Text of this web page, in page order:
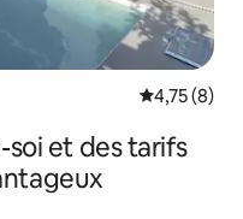
Évaluation
4,75 (8)
et des tarifs